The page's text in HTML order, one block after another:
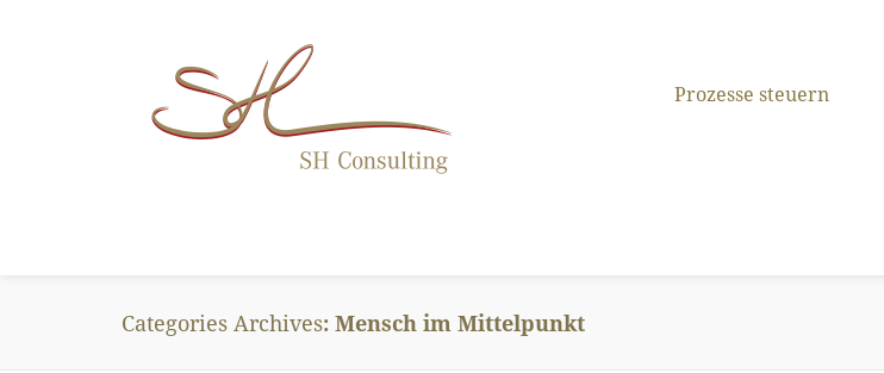
Prozesse steuern
Categories Archives Mensch im Mittelpunkt